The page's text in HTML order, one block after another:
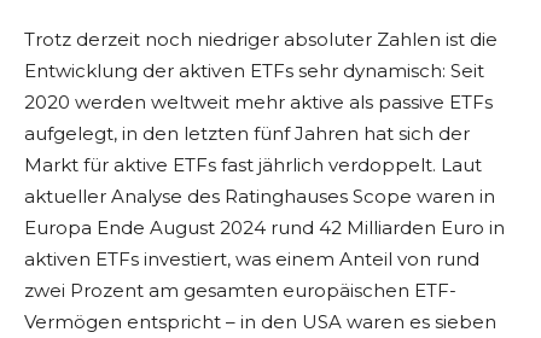
Trotz derzeit noch niedriger absoluter Zahlen ist die
Entwicklung der aktiven ETFs sehr dynamisch: Seit
2020 werden weltweit mehr aktive als passive ETFs
aufgelegt, in den letzten fünf Jahren hat sich der
Markt für aktive ETFs fast jährlich verdoppelt. Laut
aktueller Analyse des Ratinghauses Scope waren in
Europa Ende August 2024 rund 42 Milliarden Euro in
aktiven ETFs investiert, was einem Anteil von rund
zwei Prozent am gesamten europäischen ETF-
Vermögen entspricht – in den USA waren es sieben